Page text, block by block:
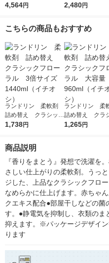
ーラルソープの香り
柔軟剤 NSファーファ
4,564円
め替え 超特大
2,480円
こちらの商品もおすすめ
ランドリン 柔軟剤
詰め替え クラシック
フローラル 3倍サイ
1,738円
ランドリン 柔
詰め替え クラ
フローラル 大
1,265円
商品説明
『香りをまとう』発想で洗濯を
さしい仕上がりの柔軟剤。うっ
ジした、上品なクラシックフロ
なめらかに仕上げます。赤ちゃ
クエキス配合●部屋干しなどの菌
す。●静電気を抑制し、衣類のま
抑えます。※パッケージデザイ
ります